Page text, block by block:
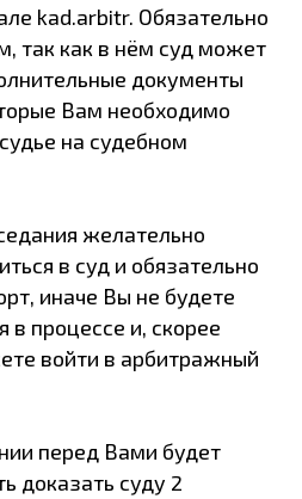
kad.arbitr. Обязательно
так как в нём суд может
документы
Вам необходимо
на судебном
желательно
в суд и обязательно
иначе Вы не будете
процессе и, скорее
войти в арбитражный
перед Вами будет
доказать суду 2